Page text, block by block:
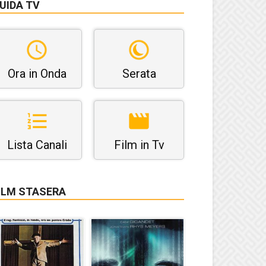
TV
Ora in Onda Serata
Lista Canali Film in Tv
STASERA